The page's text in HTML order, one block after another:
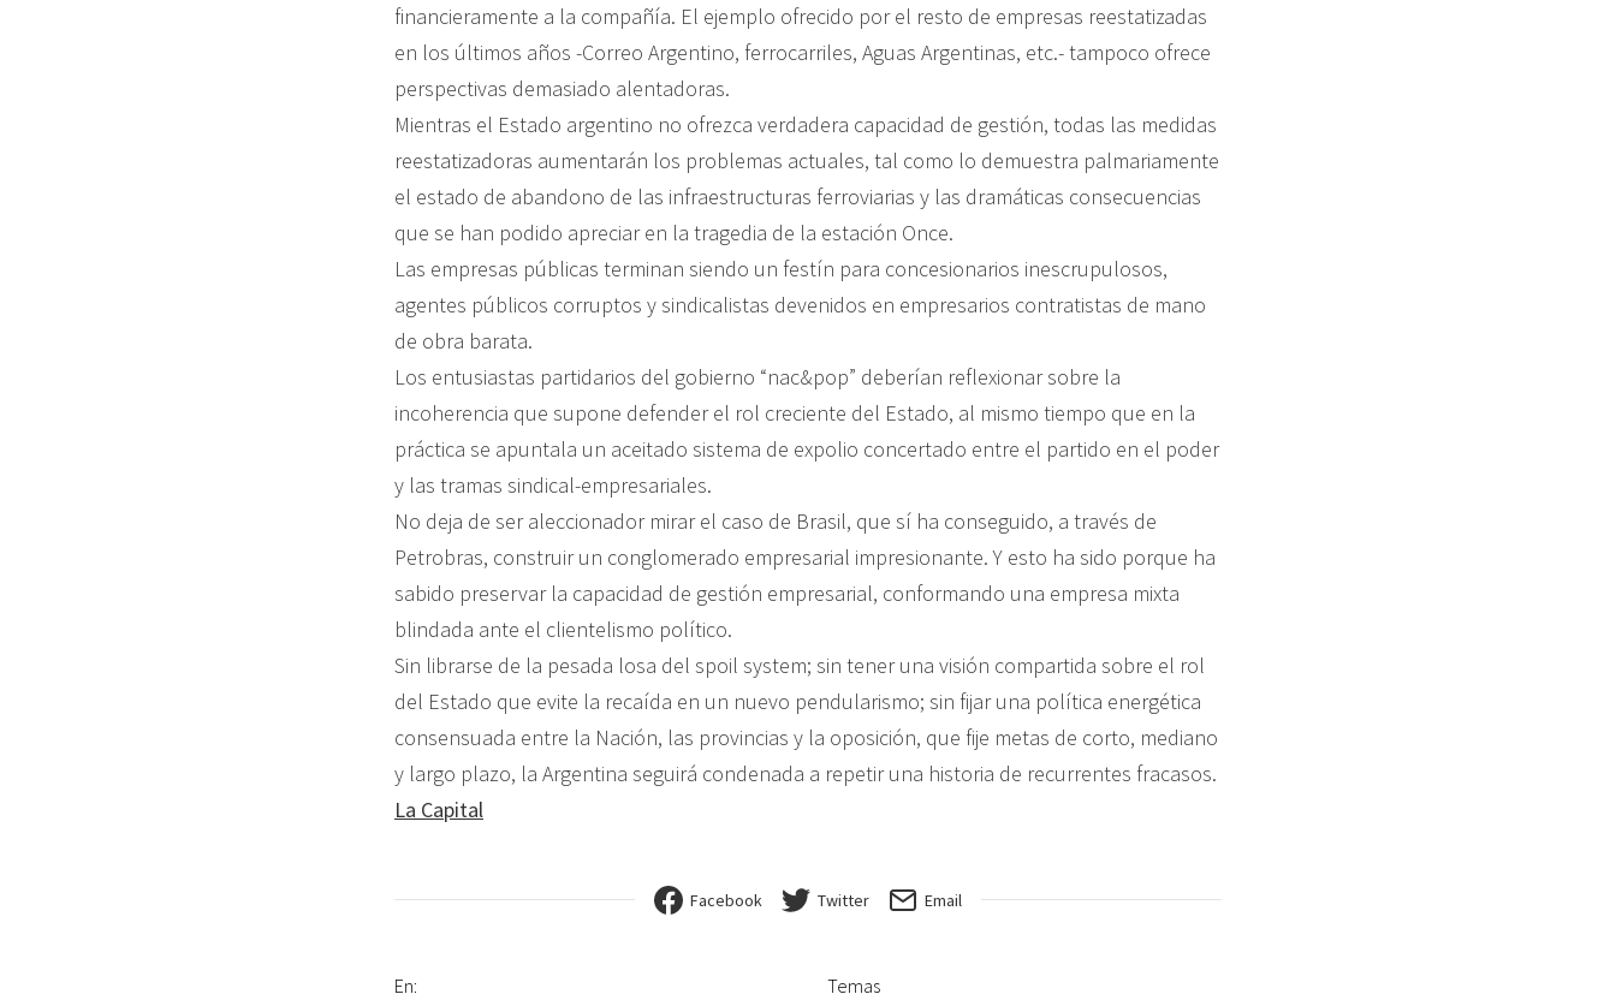
financieramente a la compañía. El ejemplo ofrecido por el resto de empresas reestatizadas
en los últimos años -Correo Argentino, ferrocarriles, Aguas Argentinas, etc.- tampoco ofrece
perspectivas demasiado alentadoras.
Mientras el Estado argentino no ofrezca verdadera capacidad de gestión, todas las medidas
reestatizadoras aumentarán los problemas actuales, tal como lo demuestra palmariamente
el estado de abandono de las infraestructuras ferroviarias y las dramáticas consecuencias
que se han podido apreciar en la tragedia de la estación Once.
Las empresas públicas terminan siendo un festín para concesionarios inescrupulosos,
agentes públicos corruptos y sindicalistas devenidos en empresarios contratistas de mano
de obra barata.
Los entusiastas partidarios del gobierno “nac&pop” deberían reflexionar sobre la
incoherencia que supone defender el rol creciente del Estado, al mismo tiempo que en la
práctica se apuntala un aceitado sistema de expolio concertado entre el partido en el poder
y las tramas sindical-empresariales.
No deja de ser aleccionador mirar el caso de Brasil, que sí ha conseguido, a través de
Petrobras, construir un conglomerado empresarial impresionante. Y esto ha sido porque ha
sabido preservar la capacidad de gestión empresarial, conformando una empresa mixta
blindada ante el clientelismo político.
Sin librarse de la pesada losa del spoil system; sin tener una visión compartida sobre el rol
del Estado que evite la recaída en un nuevo pendularismo; sin fijar una política energética
consensuada entre la Nación, las provincias y la oposición, que fije metas de corto, mediano
y largo plazo, la Argentina seguirá condenada a repetir una historia de recurrentes fracasos.
La Capital
Facebook Twitter Email
En: Temas